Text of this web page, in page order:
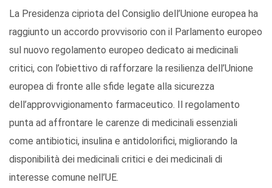
La Presidenza cipriota del Consiglio dell’Unione europea ha
raggiunto un accordo provvisorio con il Parlamento europeo
sul nuovo regolamento europeo dedicato ai medicinali
critici, con l’obiettivo di rafforzare la resilienza dell’Unione
europea di fronte alle sfide legate alla sicurezza
dell’approvvigionamento farmaceutico. Il regolamento
punta ad affrontare le carenze di medicinali essenziali
come antibiotici, insulina e antidolorifici, migliorando la
disponibilità dei medicinali critici e dei medicinali di
interesse comune nell’UE.